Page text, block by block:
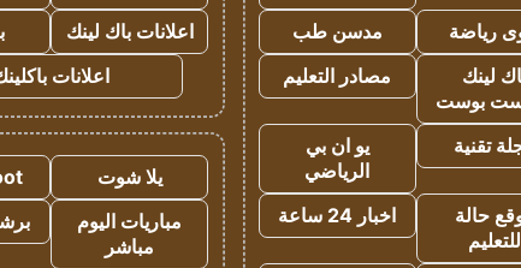
رياضة
مدسن طب
لينك
بوست
مصادر التعليم
تقنية
يو ان بي
الرياضي
حالة
للتعليم
اخبار 24 ساعة
اعلانات باك لينك
اعلانات
يلا شوت
مباريات اليوم
مباشر